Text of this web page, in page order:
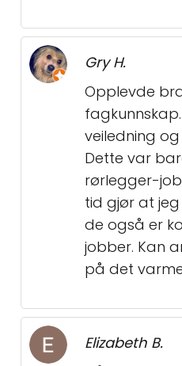
Gry H.
Opplevde
veiledning og
Dette var
rørlegger-
tid gjør at
de også er
jobber. Kan
på det
Elizabeth B.